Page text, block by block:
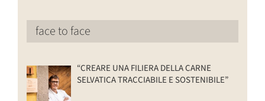
face to face
“CREARE UNA FILIERA DELLA CARNE
SELVATICA TRACCIABILE E SOSTENIBILE”